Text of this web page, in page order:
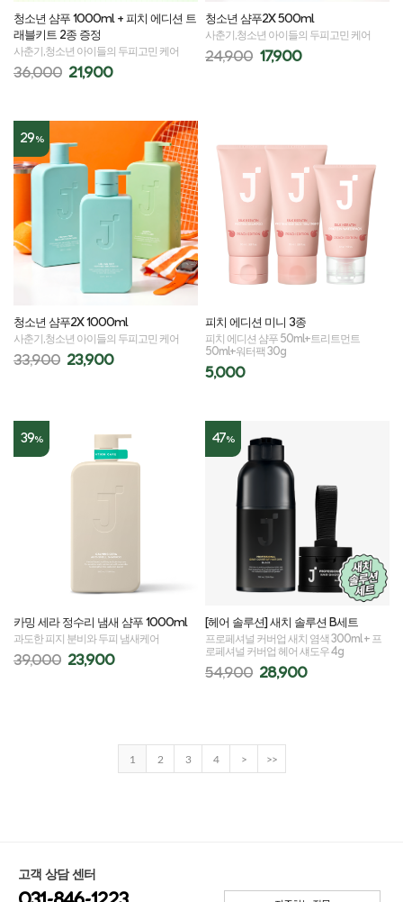
청소년 샴푸 1000ml + 피치 에디션 트
래블키트 2종 증정
사춘기,청소년 아이들의 두피고민 케어
36,000 21,900
청소년 샴푸2X 500ml
사춘기,청소년 아이들의 두피고민 케어
24,900 17,900
29%
청소년 샴푸2X 1000ml
사춘기,청소년 아이들의 두피고민 케어
33,900 23,900
피치 에디션 미니 3종
피치 에디션 샴푸 50ml+트리트먼트
50ml+워터팩 30g
5,000
39%
카밍 세라 정수리 냄새 샴푸 1000ml
과도한 피지 분비와 두피 냄새케어
39,000 23,900
47%
[헤어 솔루션] 새치 솔루션 B세트
프로페셔널 커버업 새치 염색 300ml + 프
로페셔널 커버업 헤어 섀도우 4g
54,900 28,900
1 2 3 4 > >>
고객 상담 센터